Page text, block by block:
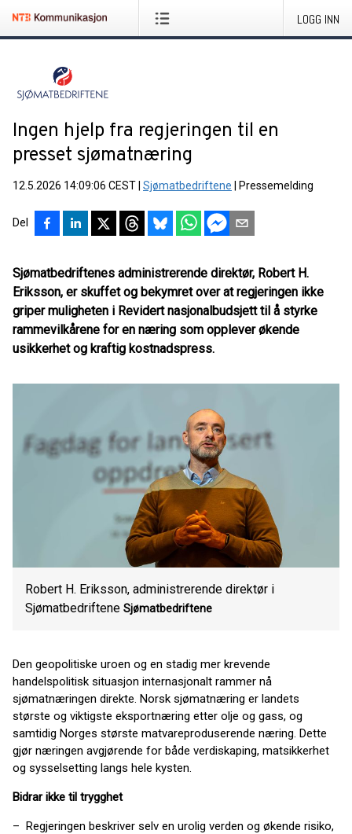
LOGG INN
Ingen hjelp fra regjeringen til en
presset sjømatnæring
12.5.2026 14:09:06 CEST Sjømatbedriftene Pressemelding
Del
Sjømatbedriftenes administrerende direktør, Robert H.
Eriksson, er skuffet og bekymret over at regjeringen ikke
griper muligheten i Revidert nasjonalbudsjett til å styrke
rammevilkårene for en næring som opplever økende
usikkerhet og kraftig kostnadspress.
Robert H. Eriksson, administrerende direktør i
Sjømatbedriftene Sjømatbedriftene
Den geopolitiske uroen og en stadig mer krevende
handelspolitisk situasjon internasjonalt rammer nå
sjømatnæringen direkte. Norsk sjømatnæring er landets
største og viktigste eksportnæring etter olje og gass, og
samtidig Norges største matvareproduserende næring. Dette
gjør næringen avgjørende for både verdiskaping, matsikkerhet
og sysselsetting langs hele kysten.
Bidrar ikke til trygghet
– Regjeringen beskriver selv en urolig verden og økende risiko,